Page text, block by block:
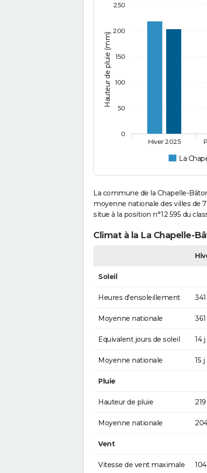
Hauteur de pluie (mm)
La
Hiver 2025
0
50
100
150
200
250
La commune de la Chapelle-
moyenne nationale des villes de
situe à la position n°12 595 du
Climat à la La Chapelle-
Soleil
Heures d'ensoleillement
Moyenne nationale
Equivalent jours de soleil 14 j
Moyenne nationale 15 j
Pluie
Hauteur de pluie
Moyenne nationale
Vent
Vitesse de vent maximale